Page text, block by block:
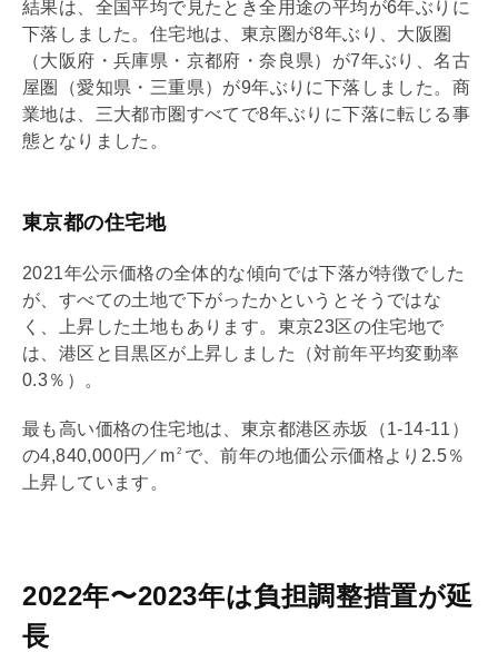
結果は、全国平均で見たとき全用途の平均が6年ぶりに
下落しました。住宅地は、東京圏が8年ぶり、大阪圏
（大阪府・兵庫県・京都府・奈良県）が7年ぶり、名古
屋圏（愛知県・三重県）が9年ぶりに下落しました。商
業地は、三大都市圏すべてで8年ぶりに下落に転じる事
態となりました。
東京都の住宅地
2021年公示価格の全体的な傾向では下落が特徴でした
が、すべての土地で下がったかというとそうではな
く、上昇した土地もあります。東京23区の住宅地で
は、港区と目黒区が上昇しました（対前年平均変動率
0.3％）。
最も高い価格の住宅地は、東京都港区赤坂（1-14-11）
の4,840,000円／m 2 で、前年の地価公示価格より2.5％
上昇しています。
2022年〜2023年は負担調整措置が延
長